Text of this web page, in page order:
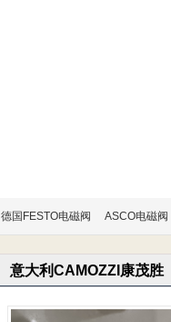
德国FESTO电磁阀 ASCO电磁阀
意大利CAMOZZI康茂胜